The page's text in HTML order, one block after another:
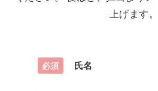
上げます。
必須 氏名